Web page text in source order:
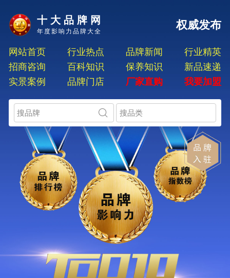
十大品牌网
年度影响力品牌大全
权威发布
网站首页 行业热点 品牌新闻
行业精英
招商咨询
百科知识 保养知识
新品速递
实景案例
品牌门店 厂家直购 我要加盟